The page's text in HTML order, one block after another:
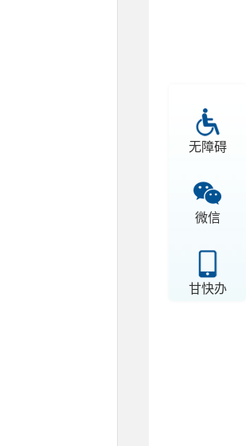
无障碍
微信
甘快办